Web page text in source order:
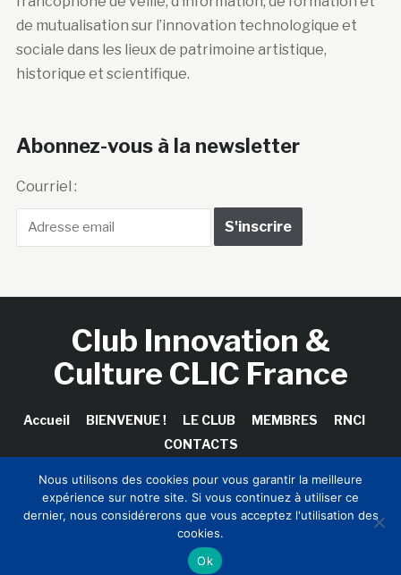
historique et scientifique.
Culture CLIC France
Accueil BIENVENUE ! LE CLUB MEMBRES
RNCI
Sinapses Conseils
Nous utilisons des cookies pour vous garantir la meilleure
expérience sur notre site. Si vous continuez à utiliser ce
dernier, nous considérerons que vous acceptez l'utilisation des
cookies.
Ok